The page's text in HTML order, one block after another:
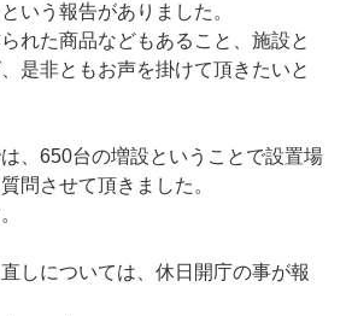
いう報告がありました。
れた商品などもあること、施設と
是非ともお声を掛けて頂きたいと
、650台の増設ということで設置場
問させて頂きました。
しについては、休日開庁の事が報